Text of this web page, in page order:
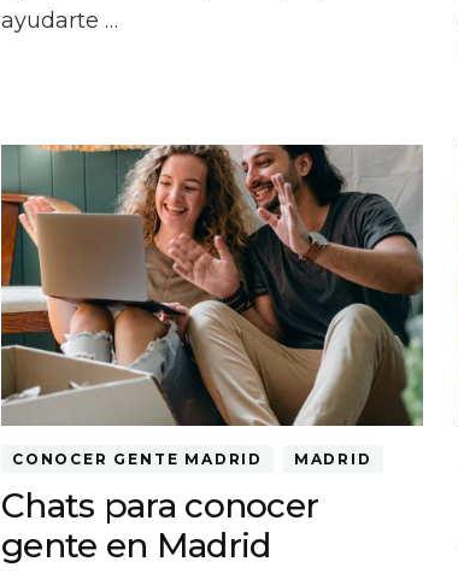
ayudarte …
CONOCER GENTE MADRID MADRID
Chats para conocer
gente en Madrid